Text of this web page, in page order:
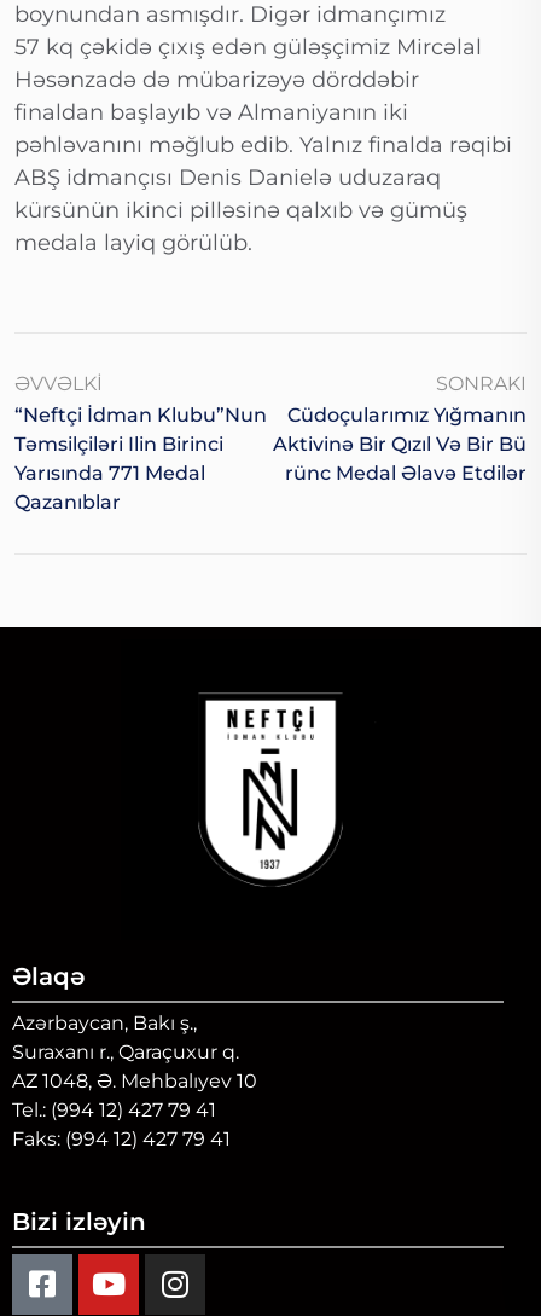
boynundan asmışdır. Digər idmançımız
57 kq çəkidə çıxış edən güləşçimiz Mircəlal
Həsənzadə də mübarizəyə dörddəbir
finaldan başlayıb və Almaniyanın iki
pəhləvanını məğlub edib. Yalnız finalda rəqibi
ABŞ idmançısı Denis Danielə uduzaraq
kürsünün ikinci pilləsinə qalxıb və gümüş
medala layiq görülüb.
ƏVVƏLKI
“Neftçi İdman Klubu”nun
Təmsilçiləri Ilin Birinci
Yarısında 771 Medal
Qazanıblar
SONRAKI
Cüdoçularımız Yığmanın
Aktivinə Bir Qızıl Və Bir Bü
Rünc Medal Əlavə Etdilər
Əlaqə
Azərbaycan, Bakı ş.,
Suraxanı r., Qaraçuxur q.
AZ 1048, Ə. Mehbalıyev 10
Tel.: (994 12) 427 79 41
Faks: (994 12) 427 79 41
Bizi izləyin